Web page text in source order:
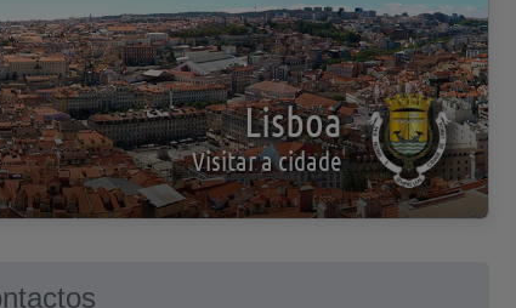
Lisboa
Visitar a cidade